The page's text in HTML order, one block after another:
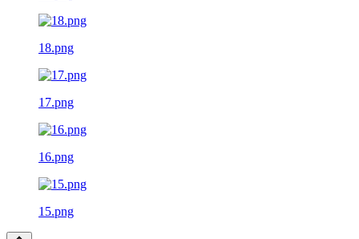
18.png
17.png
16.png
15.png